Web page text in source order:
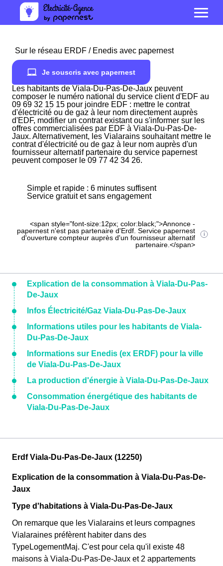
Sur le réseau ERDF / Enedis avec papernest
Je souscris avec papernest
Les habitants de Viala-Du-Pas-De-Jaux peuvent
composer le numéro national du service client d'EDF au
09 69 32 15 15 pour joindre EDF : mettre le contrat
d'électricité ou de gaz à leur nom directement auprès
d'EDF, modifier un contrat existant ou s'informer sur les
offres commercialisées par EDF à Viala-Du-Pas-De-
Jaux. Alternativement, les Vialarains souhaitant mettre le
contrat d'électricité ou de gaz à leur nom auprès d'un
fournisseur alternatif partenaire du service papernest
peuvent composer le 09 77 42 34 26.
Simple et rapide : 6 minutes suffisent
Service gratuit et sans engagement
<span style="font-size:12px; color:black;">Annonce -
papernest n'est pas partenaire d'Erdf. Service papernest
d'ouverture compteur auprès d'un fournisseur alternatif
partenaire.</span>
Explication de la consommation à Viala-Du-Pas-
De-Jaux
Infos Électricité/Gaz Viala-Du-Pas-De-Jaux
Informations utiles pour les habitants de Viala-
Du-Pas-De-Jaux
Informations sur Enedis (ex ERDF) pour la ville
de Viala-Du-Pas-De-Jaux
La production d'énergie à Viala-Du-Pas-De-Jaux
Consommation énergétique des habitants de
Viala-Du-Pas-De-Jaux
Erdf Viala-Du-Pas-De-Jaux (12250)
Explication de la consommation à Viala-Du-Pas-De-
Jaux
Type d'habitations à Viala-Du-Pas-De-Jaux
On remarque que les Vialarains et leurs compagnes
Vialaraines préfèrent habiter dans des
TypeLogementMaj. C'est pour cela qu'il existe 48
maisons à Viala-Du-Pas-De-Jaux et 2 appartements